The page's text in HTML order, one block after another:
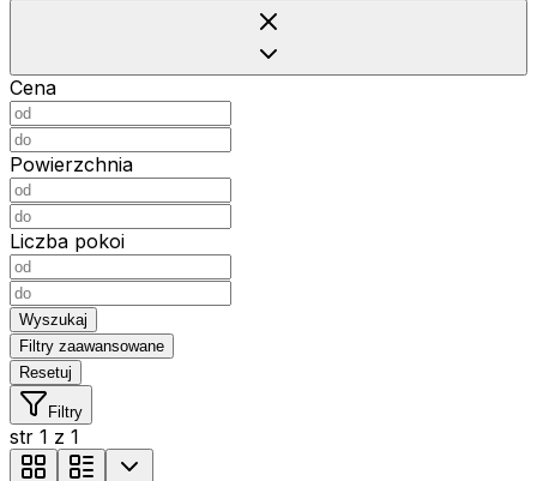
Cena
Powierzchnia
Liczba pokoi
Wyszukaj
Filtry zaawansowane
Resetuj
Filtry
str 1 z 1